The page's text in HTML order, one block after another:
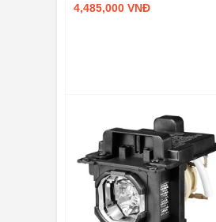
4,485,000 VNĐ